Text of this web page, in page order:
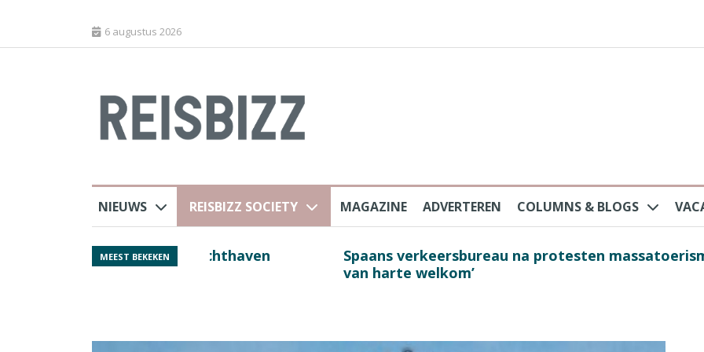
6 augustus 2026
NIEUWS REISBIZZ SOCIETY MAGAZINE ADVERTEREN COLUMNS & BLOGS
MEEST BEKEKEN
luchthaven
Spaans verkeersbureau na protesten massatoerisme: ‘Nederlandse